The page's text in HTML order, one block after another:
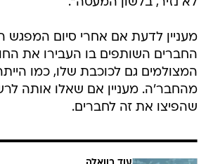
מעניין לדעת אם אחרי סיום המפגש
החברים השותפים בו העבירו את
המצולמים גם לכוכבת שלו, כמו
מהחבר'ה. מעניין אם שאלו אותה
שהפיצו את זה לחברים.